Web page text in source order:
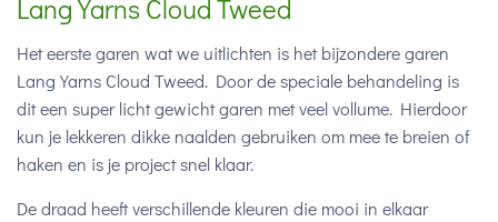
Lang Yarns Cloud Tweed
Het eerste garen wat we uitlichten is het bijzondere garen
Lang Yarns Cloud Tweed. Door de speciale behandeling is
dit een super licht gewicht garen met veel vollume. Hierdoor
kun je lekkeren dikke naalden gebruiken om mee te breien of
haken en is je project snel klaar.
De draad heeft verschillende kleuren die mooi in elkaar